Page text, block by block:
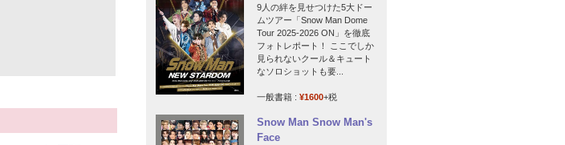
9人の絆を見せつけた5大ドー
ムツアー「Snow Man Dome
Tour 2025-2026 ON」を徹底
フォトレポート！ ここでしか
見られないクール＆キュート
なソロショットも要...
一般書籍 : ¥1600+税
Snow Man Snow Man's
Face